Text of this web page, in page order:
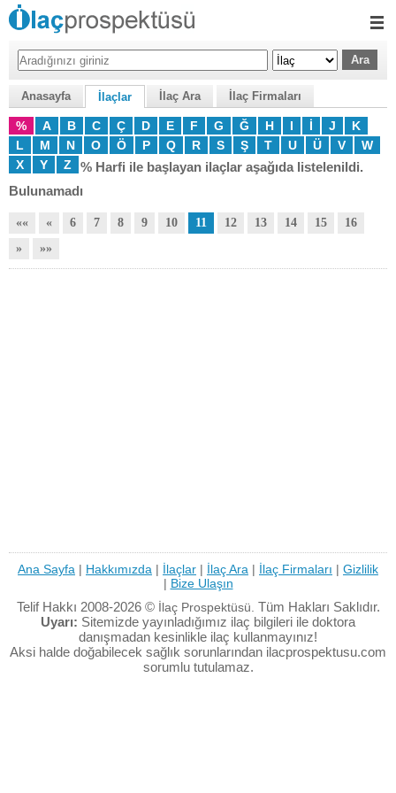
Anasayfa İlaçlar İlaç Ara İlaç Firmaları
% A B C Ç D E F G Ğ H I İ J
K
L
M N O Ö P Q R S Ş T U Ü V
W
X
Y Z
% Harfi ile başlayan ilaçlar aşağıda listelenildi.
Bulunamadı
«« « 6 7 8 9 10 11 12 13 14 15
16
»
»»
Ana Sayfa | Hakkımızda | İlaçlar | İlaç Ara | İlaç Firmaları | Gizlilik
| Bize Ulaşın
Telif Hakkı 2008-2026 © İlaç Prospektüsü. Tüm Hakları Saklıdır.
Uyarı: Sitemizde yayınladığımız ilaç bilgileri ile doktora
danışmadan kesinlikle ilaç kullanmayınız!
Aksi halde doğabilecek sağlık sorunlarından ilacprospektusu.com
sorumlu tutulamaz.